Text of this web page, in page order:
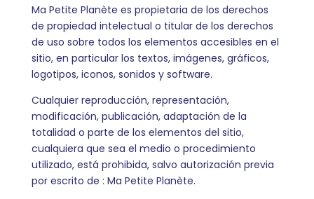
Ma Petite Planète es propietaria de los derechos
de propiedad intelectual o titular de los derechos
de uso sobre todos los elementos accesibles en el
sitio, en particular los textos, imágenes, gráficos,
logotipos, iconos, sonidos y software.
Cualquier reproducción, representación,
modificación, publicación, adaptación de la
totalidad o parte de los elementos del sitio,
cualquiera que sea el medio o procedimiento
utilizado, está prohibida, salvo autorización previa
por escrito de : Ma Petite Planète.